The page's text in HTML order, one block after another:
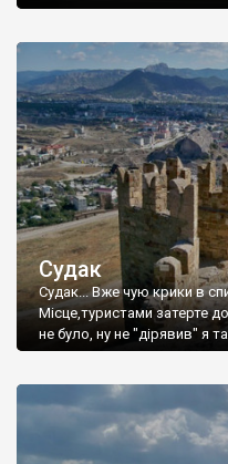
Судак
Судак... Вже чую крики в
Місце,туристами затерте
не було, ну не "дірявив" я